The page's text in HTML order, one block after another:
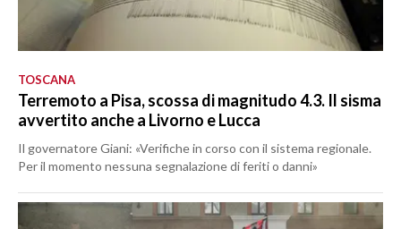
TOSCANA
Terremoto a Pisa, scossa di magnitudo 4.3. Il sisma
avvertito anche a Livorno e Lucca
Il governatore Giani: «Verifiche in corso con il sistema regionale.
Per il momento nessuna segnalazione di feriti o danni»